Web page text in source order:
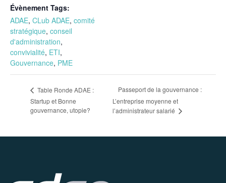
Évènement Tags:
ADAE, CLub ADAE, comité
stratégique, conseil
d'administration,
convivialité, ETI,
Gouvernance, PME
Table Ronde ADAE :
Startup et Bonne
gouvernance, utopie?
Passeport de la gouvernance :
L’entreprise moyenne et
l’administrateur salarié